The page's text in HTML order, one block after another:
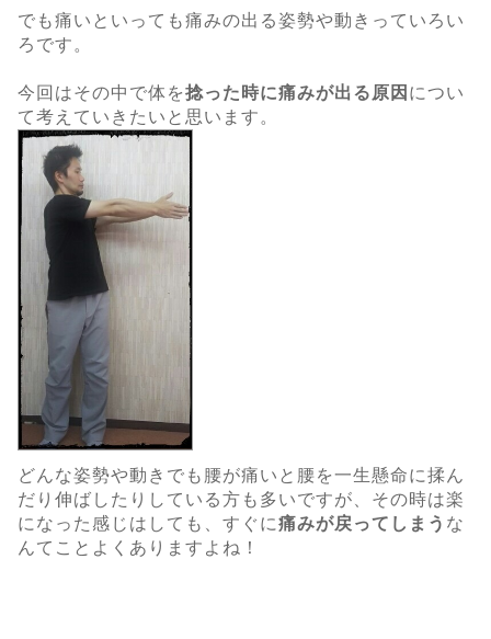
でも痛いといっても痛みの出る姿勢や動きっていろい
ろです。
今回はその中で体を捻った時に痛みが出る原因 につい
て考えていきたいと思います。
どんな姿勢や動きでも腰が痛いと腰を一生懸命に揉ん
だり伸ばしたりしている方も多いですが、その時は楽
になった感じはしても、すぐに痛みが戻ってしまう な
んてことよくありますよね！